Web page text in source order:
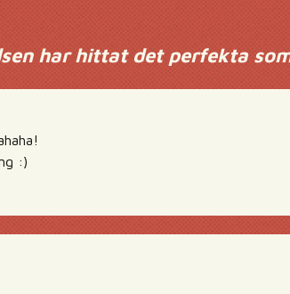
har hittat det perfekta
:)